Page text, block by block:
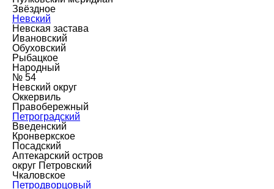
Звёздное
Невский
Невская застава
Ивановский
Обуховский
Рыбацкое
Народный
№ 54
Невский округ
Оккервиль
Правобережный
Петроградский
Введенский
Кронверкское
Посадский
Аптекарский остров
округ Петровский
Чкаловское
Петродворцовый